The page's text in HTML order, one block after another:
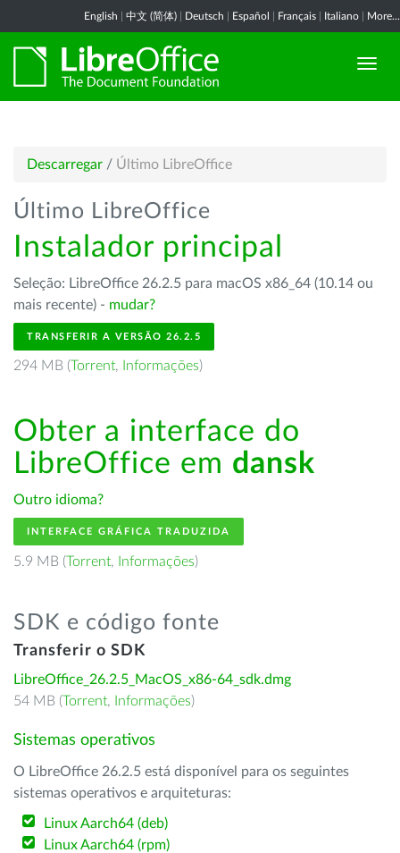
English 中文 (简体) Deutsch Español Français Italiano More...
Descarregar / Último LibreOffice
Último LibreOffice
Instalador principal
Seleção: LibreOffice 26.2.5 para macOS x86_64 (10.14 ou
mais recente) - mudar?
TRANSFERIR A VERSÃO 26.2.5
294 MB (Torrent, Informações)
Obter a interface do
LibreOffice em dansk
Outro idioma?
INTERFACE GRÁFICA TRADUZIDA
5.9 MB (Torrent, Informações)
SDK e código fonte
Transferir o SDK
LibreOffice_26.2.5_MacOS_x86-64_sdk.dmg
54 MB (Torrent, Informações)
Sistemas operativos
O LibreOffice 26.2.5 está disponível para os seguintes
sistemas operativos e arquiteturas:
Linux Aarch64 (deb)
Linux Aarch64 (rpm)